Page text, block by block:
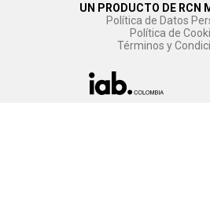
UN PRODUCTO DE RCN
Política de Datos
Política de
Términos y